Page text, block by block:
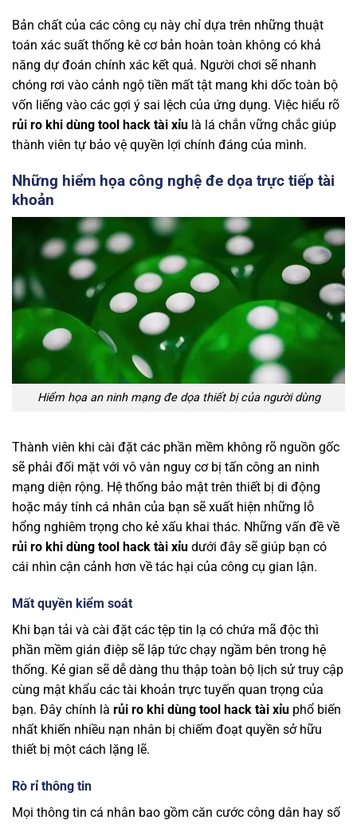
Bản chất của các công cụ này chỉ dựa trên những thuật
toán xác suất thống kê cơ bản hoàn toàn không có khả
năng dự đoán chính xác kết quả. Người chơi sẽ nhanh
chóng rơi vào cảnh ngộ tiền mất tật mang khi dốc toàn bộ
vốn liếng vào các gợi ý sai lệch của ứng dụng. Việc hiểu rõ
rủi ro khi dùng tool hack tài xỉu là lá chắn vững chắc giúp
thành viên tự bảo vệ quyền lợi chính đáng của mình.
Những hiểm họa công nghệ đe dọa trực tiếp tài
khoản
Hiểm họa an ninh mạng đe dọa thiết bị của người dùng
Thành viên khi cài đặt các phần mềm không rõ nguồn gốc
sẽ phải đối mặt với vô vàn nguy cơ bị tấn công an ninh
mạng diện rộng. Hệ thống bảo mật trên thiết bị di động
hoặc máy tính cá nhân của bạn sẽ xuất hiện những lỗ
hổng nghiêm trọng cho kẻ xấu khai thác. Những vấn đề về
rủi ro khi dùng tool hack tài xỉu dưới đây sẽ giúp bạn có
cái nhìn cận cảnh hơn về tác hại của công cụ gian lận.
Mất quyền kiểm soát
Khi bạn tải và cài đặt các tệp tin lạ có chứa mã độc thì
phần mềm gián điệp sẽ lập tức chạy ngầm bên trong hệ
thống. Kẻ gian sẽ dễ dàng thu thập toàn bộ lịch sử truy cập
cùng mật khẩu các tài khoản trực tuyến quan trọng của
bạn. Đây chính là rủi ro khi dùng tool hack tài xỉu phổ biến
nhất khiến nhiều nạn nhân bị chiếm đoạt quyền sở hữu
thiết bị một cách lặng lẽ.
Rò rỉ thông tin
Mọi thông tin cá nhân bao gồm căn cước công dân hay số